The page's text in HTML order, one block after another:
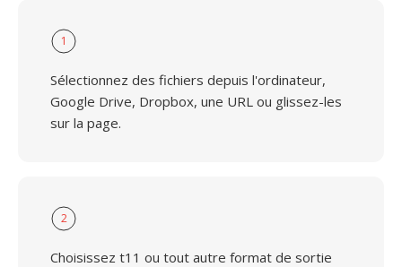
1
Sélectionnez des fichiers depuis l'ordinateur,
Google Drive, Dropbox, une URL ou glissez-les
sur la page.
2
Choisissez t11 ou tout autre format de sortie